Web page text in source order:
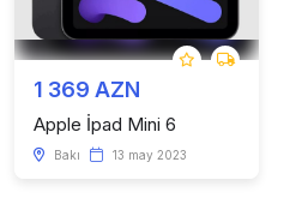
1 369 AZN
Apple İpad Mini 6
Bakı 13 may 2023